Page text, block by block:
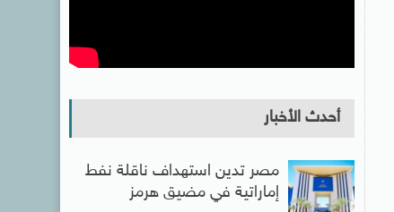
أحدث الأخبار
مصر تدين استهداف ناقلة نفط
إماراتية في مضيق هرمز